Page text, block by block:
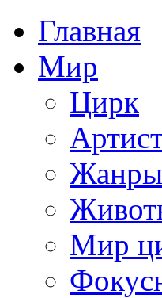
Главная
Мир
Цирк
Жанры
Мир